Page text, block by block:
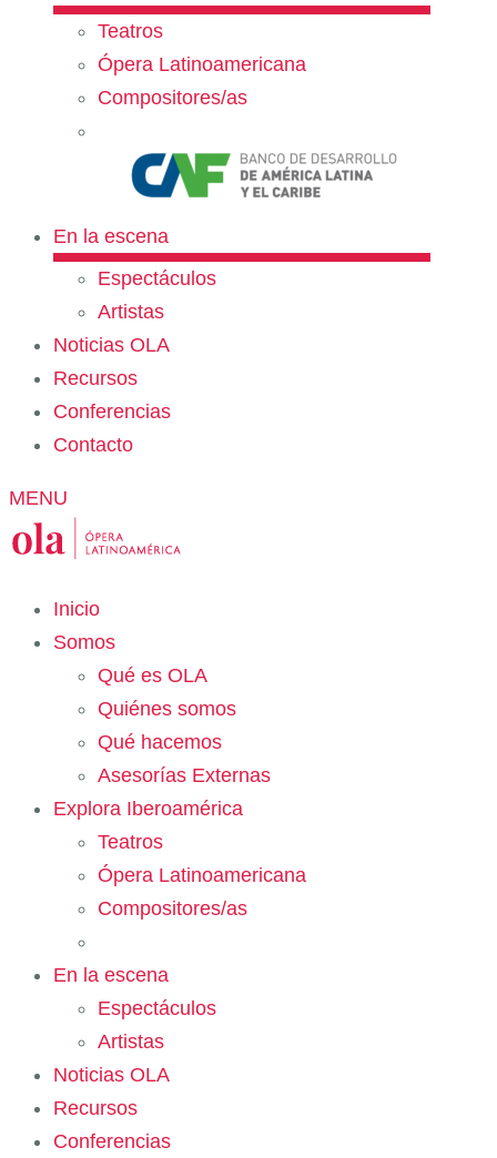
Teatros
Ópera Latinoamericana
Compositores/as
En la escena
Espectáculos
Artistas
Noticias OLA
Recursos
Conferencias
Contacto
MENU
Inicio
Somos
Qué es OLA
Quiénes somos
Qué hacemos
Asesorías Externas
Explora Iberoamérica
Teatros
Ópera Latinoamericana
Compositores/as
En la escena
Espectáculos
Artistas
Noticias OLA
Recursos
Conferencias